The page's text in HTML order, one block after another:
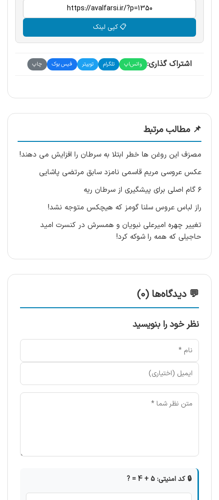
📋 کپی لینک
اشتراک گذاری: واتس‌اپ تلگرام توییتر فیس بوک چاپ
📌 مطالب مرتبط
مصزف این روغن ها خطر ابتلا به سرطان را افزایش می دهند!
عکس عروسی مریم قاسمی نامزد سابق مرتضی پاشایی
۶ گام اصلی برای پیشگیری از سرطان ریه
راز لباس عروس سلنا گومز که هیچکس متوجه نشد!
تغییر چهره امیرعلی نبویان و همسرش در کنسرت امید
حاجیلی که همه را شوکه کرد!
💬 دیدگاه‌ها (0)
نظر خود را بنویسید
🔒 کد امنیتی: 5 + 4 = ?